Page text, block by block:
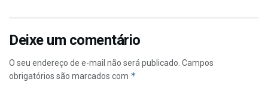
Deixe um comentário
O seu endereço de e-mail não será publicado. Campos
obrigatórios são marcados com *